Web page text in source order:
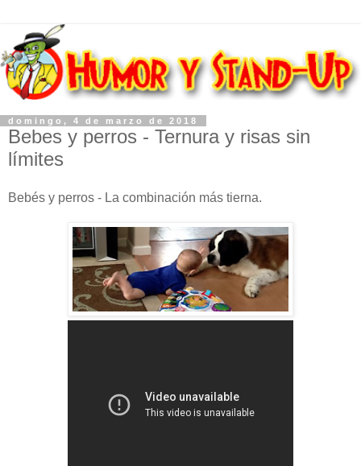
domingo, 4 de marzo de 2018
Bebes y perros - Ternura y risas sin
límites
Bebés y perros - La combinación más tierna.